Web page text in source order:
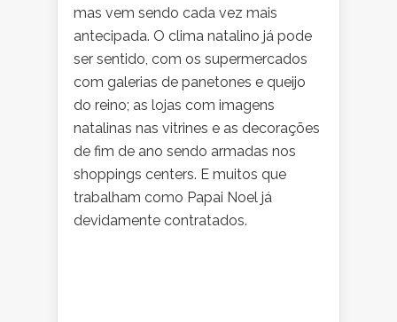
mas vem sendo cada vez mais
antecipada. O clima natalino já pode
ser sentido, com os supermercados
com galerias de panetones e queijo
do reino; as lojas com imagens
natalinas nas vitrines e as decorações
de fim de ano sendo armadas nos
shoppings centers. E muitos que
trabalham como Papai Noel já
devidamente contratados.